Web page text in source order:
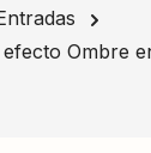
Ombre